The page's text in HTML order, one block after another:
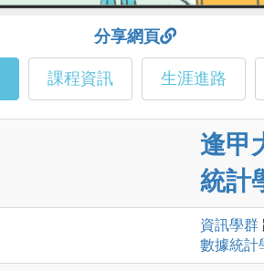
分享網頁
課程資訊 生涯進路
逢甲
統計
資訊學群
數據統計